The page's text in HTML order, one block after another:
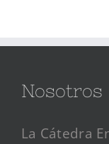
Nosotros
La Cátedra